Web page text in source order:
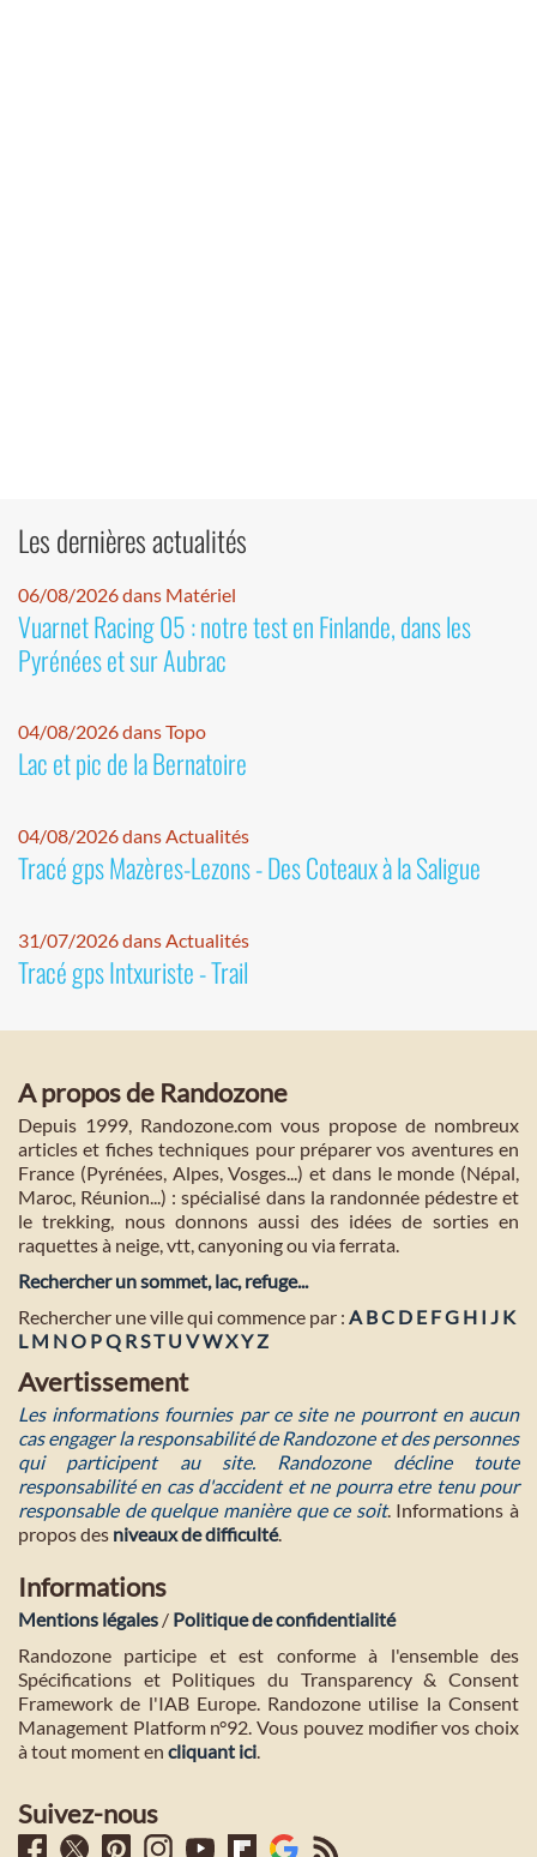
Les dernières actualités
06/08/2026 dans Matériel
Vuarnet Racing 05 : notre test en Finlande, dans les
Pyrénées et sur Aubrac
04/08/2026 dans Topo
Lac et pic de la Bernatoire
04/08/2026 dans Actualités
Tracé gps Mazères-Lezons - Des Coteaux à la Saligue
31/07/2026 dans Actualités
Tracé gps Intxuriste - Trail
A propos de Randozone
Depuis 1999, Randozone.com vous propose de nombreux
articles et fiches techniques pour préparer vos aventures en
France (Pyrénées, Alpes, Vosges...) et dans le monde (Népal,
Maroc, Réunion...) : spécialisé dans la randonnée pédestre et
le trekking, nous donnons aussi des idées de sorties en
raquettes à neige, vtt, canyoning ou via ferrata.
Rechercher un sommet, lac, refuge...
Rechercher une ville qui commence par : A BC D E FG H I J K
L M NO PQ R ST U VWXY Z
Avertissement
Les informations fournies par ce site ne pourront en aucun
cas engager la responsabilité de Randozone et des personnes
qui participent au site. Randozone décline toute
responsabilité en cas d'accident et ne pourra etre tenu pour
responsable de quelque manière que ce soit. Informations à
propos des niveaux de difficulté.
Informations
Mentions légales / Politique de confidentialité
Randozone participe et est conforme à l'ensemble des
Spécifications et Politiques du Transparency & Consent
Framework de l'IAB Europe. Randozone utilise la Consent
Management Platform n°92. Vous pouvez modifier vos choix
à tout moment en cliquant ici
Suivez-nous